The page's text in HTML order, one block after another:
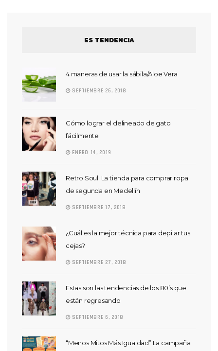
ES TENDENCIA
4 maneras de usar la sábila/Aloe Vera
SEPTIEMBRE 26, 2018
Cómo lograr el delineado de gato
fácilmente
ENERO 14, 2019
Retro Soul: La tienda para comprar ropa
de segunda en Medellín
SEPTIEMBRE 17, 2018
¿Cuál es la mejor técnica para depilar tus
cejas?
SEPTIEMBRE 27, 2018
Estas son las tendencias de los 80’s que
están regresando
SEPTIEMBRE 6, 2018
“Menos Mitos Más Igualdad” La campaña